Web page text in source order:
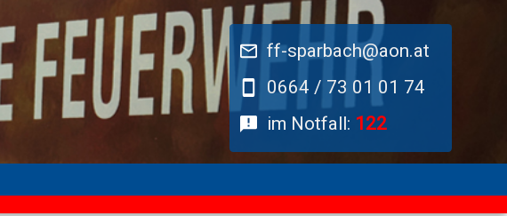
ff-sparbach@aon.at
0664 / 73 01 01 74
im Notfall: 122